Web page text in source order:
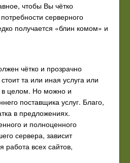
чтобы Вы чётко
серверного
получается «блин комом» и
чётко и прозрачно
та или иная услуга или
в целом. Но можно и
поставщика услуг. Благо,
в предложениях.
и полноценного
сервера, зависит
работа всех сайтов,